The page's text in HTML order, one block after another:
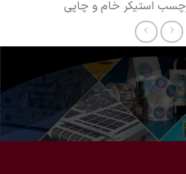
استیکر خام و چاپی